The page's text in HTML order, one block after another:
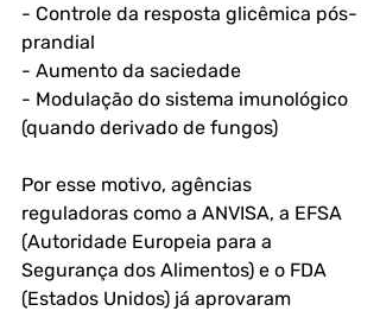
- Controle da resposta glicêmica pós-
prandial
- Aumento da saciedade
- Modulação do sistema imunológico
(quando derivado de fungos)
Por esse motivo, agências
reguladoras como a ANVISA, a EFSA
(Autoridade Europeia para a
Segurança dos Alimentos) e o FDA
(Estados Unidos) já aprovaram